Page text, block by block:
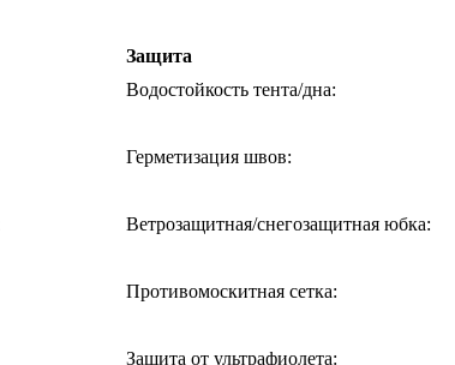
Защита
Водостойкость тента/дна:
Герметизация швов:
Ветрозащитная/снегозащитная юбка:
Противомоскитная сетка:
Защита от ультрафиолета: